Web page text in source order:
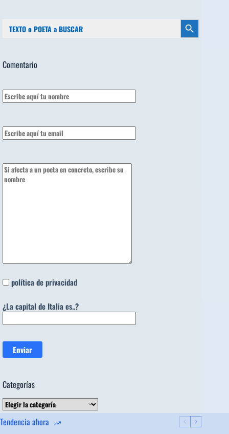
Botón de búsqueda
Comentario
política de privacidad
¿La capital de Italia es..?
Categorías
Categorías
Tendencia ahora